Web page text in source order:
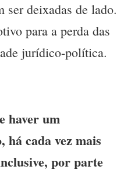
ser deixadas de lado.
para a perda das
jurídico-política.
haver um
há cada vez mais
por parte